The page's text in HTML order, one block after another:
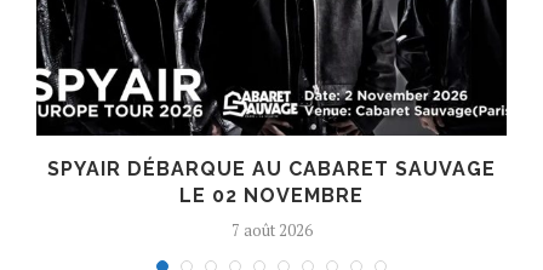
SPYAIR DÉBARQUE AU CABARET SAUVAGE
LE 02 NOVEMBRE
7 août 2026